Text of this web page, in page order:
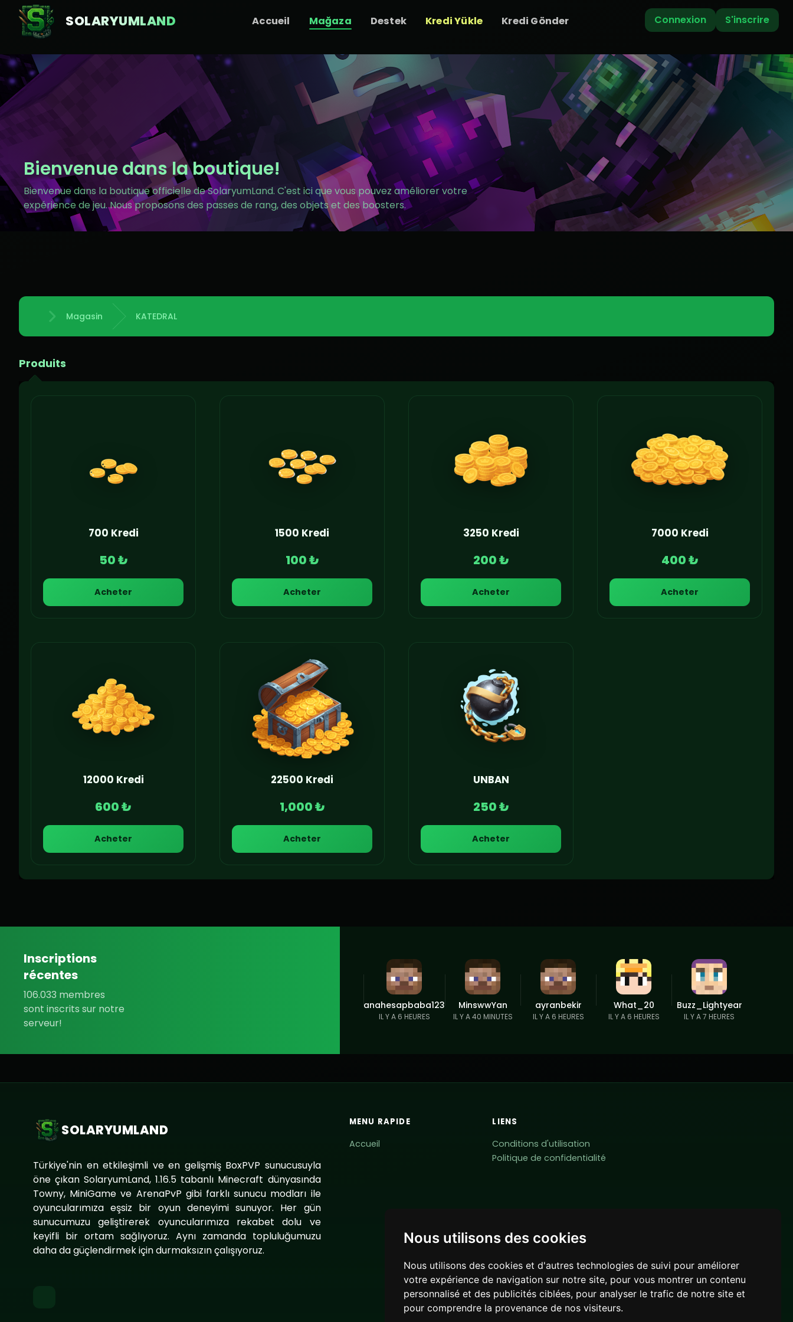
Nous utilisons des cookies
Nous utilisons des cookies et d'autres technologies de suivi pour améliorer
votre expérience de navigation sur notre site, pour vous montrer un contenu
personnalisé et des publicités ciblées, pour analyser le trafic de notre site et
pour comprendre la provenance de nos visiteurs.
Connexion S'inscrire
SOLARYUMLAND Accueil Mağaza Destek Kredi Yükle Kredi Gönder
Bienvenue dans la boutique!
Bienvenue dans la boutique officielle de SolaryumLand. C'est ici que vous pouvez améliorer votre
expérience de jeu. Nous proposons des passes de rang, des objets et des boosters.
AccueilMagasin KATEDRAL
Produits
700 Kredi
50 ₺
Acheter
1500 Kredi
100 ₺
Acheter
3250 Kredi
200 ₺
Acheter
7000 Kredi
400 ₺
Acheter
12000 Kredi
600 ₺
Acheter
22500 Kredi
1,000 ₺
Acheter
UNBAN
250 ₺
Acheter
Inscriptions
récentes
106.033 membres
sont inscrits sur notre
serveur!
anahesapbaba123
IL Y A 6 HEURES
MinswwYan
IL Y A 40 MINUTES
ayranbekir
IL Y A 6 HEURES
What_20
IL Y A 6 HEURES
Buzz_Lightyear
IL Y A 7 HEURES
SOLARYUMLAND
Türkiye'nin en etkileşimli ve en gelişmiş BoxPVP sunucusuyla
öne çıkan SolaryumLand, 1.16.5 tabanlı Minecraft dünyasında
Towny, MiniGame ve ArenaPvP gibi farklı sunucu modları ile
oyuncularımıza eşsiz bir oyun deneyimi sunuyor. Her gün
sunucumuzu geliştirerek oyuncularımıza rekabet dolu ve
keyifli bir ortam sağlıyoruz. Aynı zamanda topluluğumuzu
daha da güçlendirmek için durmaksızın çalışıyoruz.
MENU RAPIDE
Accueil
LIENS
Conditions d'utilisation
Politique de confidentialité